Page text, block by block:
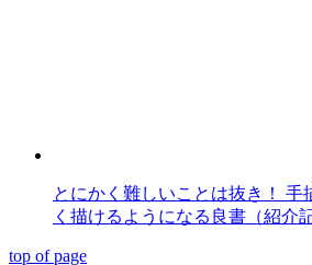
とにかく難しいことは抜き！ 手
く描けるようになる良書（紹介
top of page